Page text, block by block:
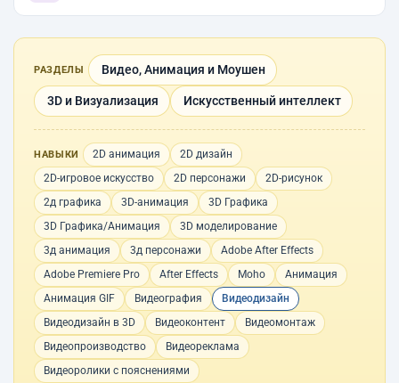
РАЗДЕЛЫ Видео, Анимация и Моушен
3D и Визуализация Искусственный интеллект
НАВЫКИ 2D анимация
2D дизайн
2D-игровое искусство
2D персонажи
2D-рисунок
2д графика
3D-анимация
3D Графика
3D Графика/Анимация
3D моделирование
3д анимация
3д персонажи
Adobe After Effects
Adobe Premiere Pro
After Effects Moho
Анимация
Анимация GIF
Видеография
Видеодизайн
Видеодизайн в 3D
Видеоконтент
Видеомонтаж
Видеопроизводство
Видеореклама
Видеоролики с пояснениями